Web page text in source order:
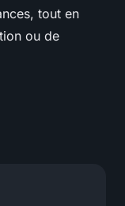
tout en
ou de